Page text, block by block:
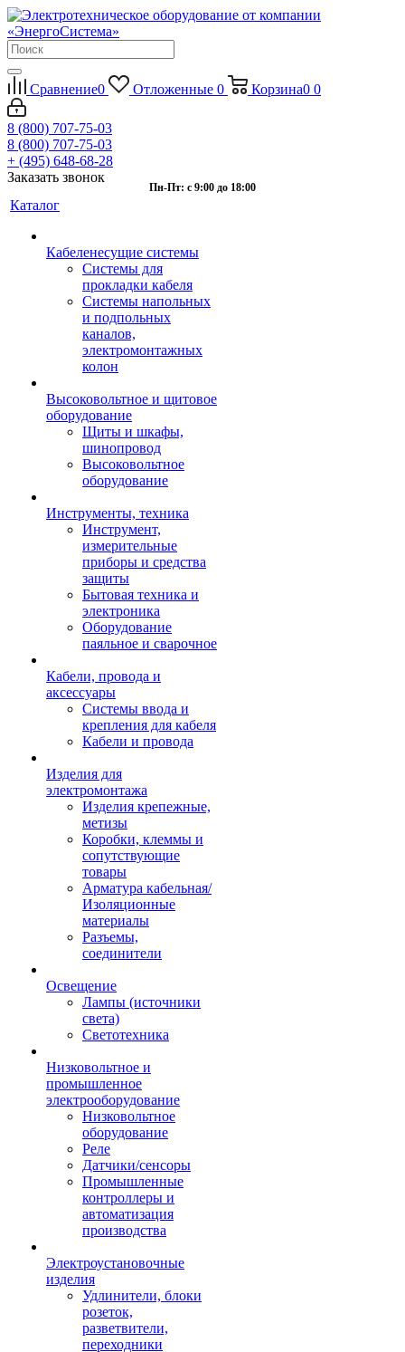
Сравнение0 Отложенные 0 Корзина0 0
8 (800) 707-75-03
8 (800) 707-75-03
+ (495) 648-68-28
Заказать звонок
Пн-Пт: с 9:00 до 18:00
Каталог
Кабеленесущие системы
Системы для
прокладки кабеля
Системы напольных
и подпольных
каналов,
электромонтажных
колон
Высоковольтное и щитовое
оборудование
Щиты и шкафы,
шинопровод
Высоковольтное
оборудование
Инструменты, техника
Инструмент,
измерительные
приборы и средства
защиты
Бытовая техника и
электроника
Оборудование
паяльное и сварочное
Кабели, провода и
аксессуары
Системы ввода и
крепления для кабеля
Кабели и провода
Изделия для
электромонтажа
Изделия крепежные,
метизы
Коробки, клеммы и
сопутствующие
товары
Арматура кабельная/
Изоляционные
материалы
Разъемы,
соединители
Освещение
Лампы (источники
света)
Светотехника
Низковольтное и
промышленное
электрооборудование
Низковольтное
оборудование
Реле
Датчики/сенсоры
Промышленные
контроллеры и
автоматизация
производства
Электроустановочные
изделия
Удлинители, блоки
розеток,
разветвители,
переходники